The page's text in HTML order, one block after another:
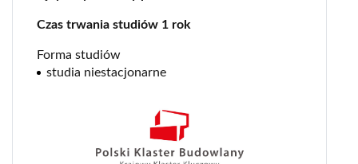
Czas trwania studiów 1 rok
Forma studiów
studia niestacjonarne